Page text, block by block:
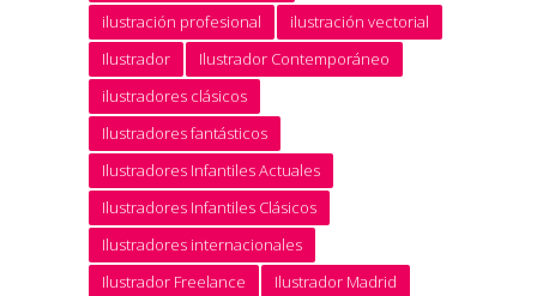
ilustración profesional
ilustración vectorial
Ilustrador
Ilustrador Contemporáneo
ilustradores clásicos
Ilustradores fantásticos
Ilustradores Infantiles Actuales
Ilustradores Infantiles Clásicos
Ilustradores internacionales
Ilustrador Freelance
Ilustrador Madrid